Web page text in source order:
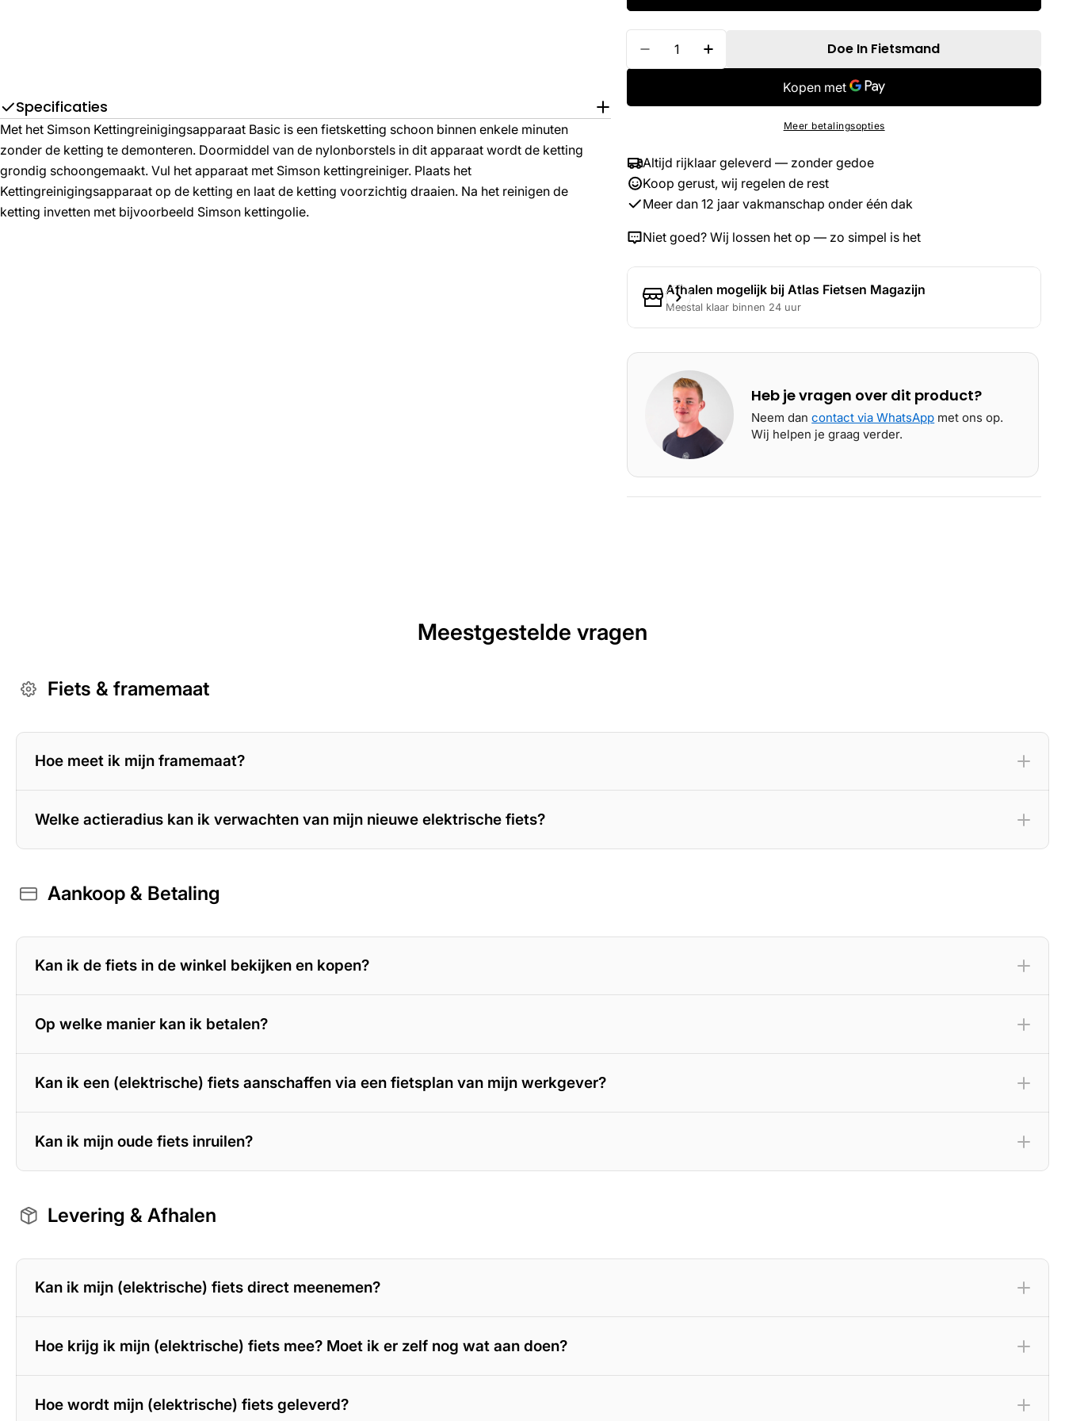
Specificaties
Met het Simson Kettingreinigingsapparaat Basic is een fietsketting schoon binnen enkele minuten
zonder de ketting te demonteren. Doormiddel van de nylonborstels in dit apparaat wordt de ketting
grondig schoongemaakt. Vul het apparaat met Simson kettingreiniger. Plaats het
Kettingreinigingsapparaat op de ketting en laat de ketting voorzichtig draaien. Na het reinigen de
ketting invetten met bijvoorbeeld Simson kettingolie.
Verminder Hoeveelheid Voor Simson
Verhoog De Hoeveelheid Voor Simson
Doe In Fietsmand
Meer betalingsopties
Altijd rijklaar geleverd — zonder gedoe
Koop gerust, wij regelen de rest
Meer dan 12 jaar vakmanschap onder één dak
Niet goed? Wij lossen het op — zo simpel is het
Afhalen mogelijk bijAtlas Fietsen Magazijn
Meestal klaar binnen 24 uur
Heb je vragen over dit product?
Neem dancontact via WhatsApp met ons op.
Wij helpen je graag verder.
Meestgestelde vragen
Fiets & framemaat
Hoe meet ik mijn framemaat?
Welke actieradius kan ik verwachten van mijn nieuwe elektrische fiets?
400 Wh accu– 70 tot 100 km
625 Wh accu– 125 tot 150 km
800 Wh accu– tot circa 180 km
Aankoop & Betaling
Kan ik de fiets in de winkel bekijken en kopen?
Op welke manier kan ik betalen?
Kan ik een (elektrische) fiets aanschaffen via een fietsplan van mijn werkgever?
Kan ik mijn oude fiets inruilen?
Levering & Afhalen
Kan ik mijn (elektrische) fiets direct meenemen?
Hoe krijg ik mijn (elektrische) fiets mee? Moet ik er zelf nog wat aan doen?
Hoe wordt mijn (elektrische) fiets geleverd?